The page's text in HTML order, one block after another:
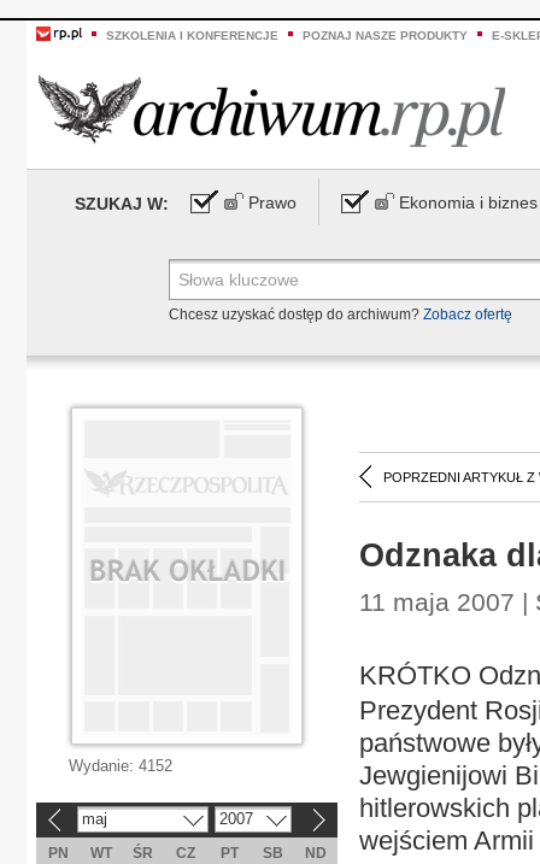
SZKOLENIA I KONFERENCJE POZNAJ NASZE PRODUKTY E-
SZUKAJ W: Prawo Ekonomia i biznes
Chcesz uzyskać dostęp do archiwum? Zobacz ofertę
POPRZEDNI ARTYKUŁ Z
Odznaka
11 maja 2007 |
KRÓTKO
Prezydent
państwowe
Jewgienijowi
hitlerowskich
wejściem
Wydanie: 4152
maj 2007
PN WT ŚR CZ PT SB
ND